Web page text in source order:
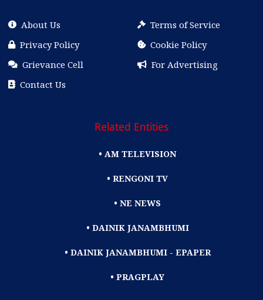
About Us
Terms of Service
Privacy Policy
Cookie Policy
Grievance Cell
For Advertising
Contact Us
Related Entities
• AM TELEVISION
• RENGONI TV
• NE NEWS
• DAINIK JANAMBHUMI
• DAINIK JANAMBHUMI - EPAPER
• PRAGPLAY